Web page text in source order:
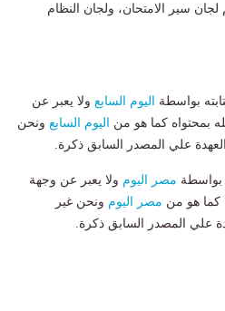
لجان سير الامتحان، ولجان النظام
بواسطة اليوم السابع ولا يعبر عن
بمحتواه كما هو من اليوم السابع ونحن
علي المصدر السابق ذكرة.
بواسطة مصر اليوم ولا يعبر عن وجهة
كما هو من مصر اليوم ونحن غير
علي المصدر السابق ذكرة.